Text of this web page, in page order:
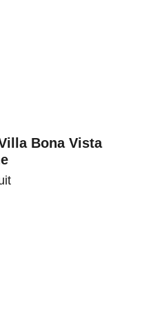
Bona Vista